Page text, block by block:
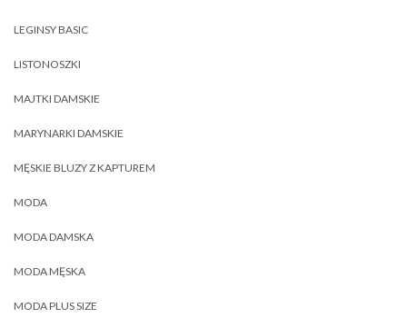
LEGINSY BASIC
LISTONOSZKI
MAJTKI DAMSKIE
MARYNARKI DAMSKIE
MĘSKIE BLUZY Z KAPTUREM
MODA
MODA DAMSKA
MODA MĘSKA
MODA PLUS SIZE